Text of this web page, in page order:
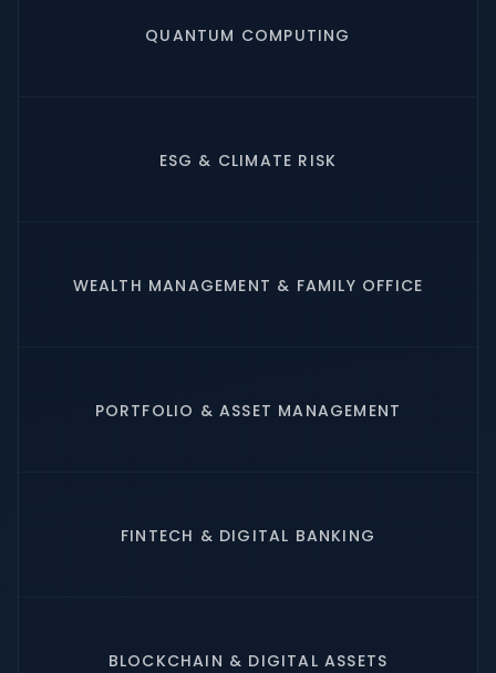
QUANTUM COMPUTING
ESG & CLIMATE RISK
WEALTH MANAGEMENT & FAMILY OFFICE
PORTFOLIO & ASSET MANAGEMENT
FINTECH & DIGITAL BANKING
BLOCKCHAIN & DIGITAL ASSETS